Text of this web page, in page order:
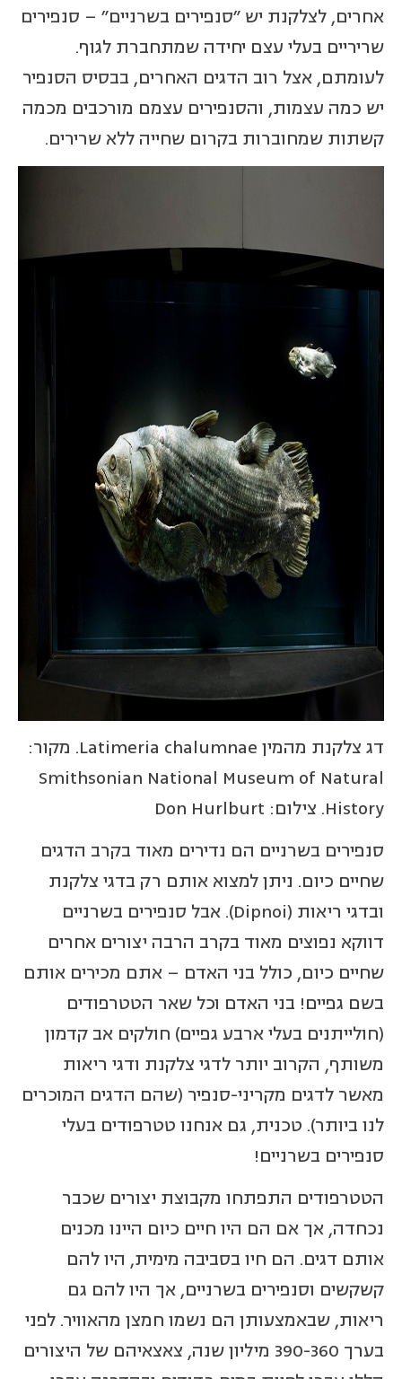
אחרים, לצלקנת יש "סנפירים בשרניים" – סנפירים
שריריים בעלי עצם יחידה שמתחברת לגוף.
לעומתם, אצל רוב הדגים האחרים, בבסיס הסנפיר
יש כמה עצמות, והסנפירים עצמם מורכבים מכמה
קשתות שמחוברות בקרום שחייה ללא שרירים.
דג צלקנת מהמין Latimeria chalumnae. מקור:
Smithsonian National Museum of Natural
History. צילום: Don Hurlburt
סנפירים בשרניים הם נדירים מאוד בקרב הדגים
שחיים כיום. ניתן למצוא אותם רק בדגי צלקנת
ובדגי ריאות (Dipnoi). אבל סנפירים בשרניים
דווקא נפוצים מאוד בקרב הרבה יצורים אחרים
שחיים כיום, כולל בני האדם – אתם מכירים אותם
בשם גפיים! בני האדם וכל שאר הטטרפודים
(חולייתנים בעלי ארבע גפיים) חולקים אב קדמון
משותף, הקרוב יותר לדגי צלקנת ודגי ריאות
מאשר לדגים מקריני-סנפיר (שהם הדגים המוכרים
לנו ביותר). טכנית, גם אנחנו טטרפודים בעלי
סנפירים בשרניים!
הטטרפודים התפתחו מקבוצת יצורים שכבר
נכחדה, אך אם הם היו חיים כיום היינו מכנים
אותם דגים. הם חיו בסביבה מימית, היו להם
קשקשים וסנפירים בשרניים, אך היו להם גם
ריאות, שבאמצעותן הם נשמו חמצן מהאוויר. לפני
בערך 390-360 מיליון שנה, צאצאיהם של היצורים